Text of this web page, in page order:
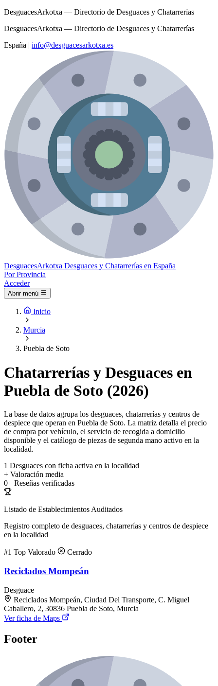
DesguacesArkotxa — Directorio de Desguaces y Chatarrerías
DesguacesArkotxa — Directorio de Desguaces y Chatarrerías
España | info@desguacesarkotxa.es
DesguacesArkotxa Desguaces y Chatarrerías en España
Por Provincia
Acceder
Abrir menú
Inicio
Murcia
Puebla de Soto
Chatarrerías y Desguaces en
Puebla de Soto (2026)
La base de datos agrupa los desguaces, chatarrerías y centros de
despiece que operan en Puebla de Soto. La matriz detalla el precio
de compra por vehículo, el servicio de recogida a domicilio
disponible y el catálogo de piezas de segunda mano activo en la
localidad.
1 Desguaces con ficha activa en la localidad
+ Valoración media
0+ Reseñas verificadas
Listado de Establecimientos Auditados
Registro completo de desguaces, chatarrerías y centros de despiece
en la localidad
#1 Top Valorado Cerrado
Reciclados Mompeán
Desguace
Reciclados Mompeán, Ciudad Del Transporte, C. Miguel
Caballero, 2, 30836 Puebla de Soto, Murcia
Ver ficha de Maps
Footer